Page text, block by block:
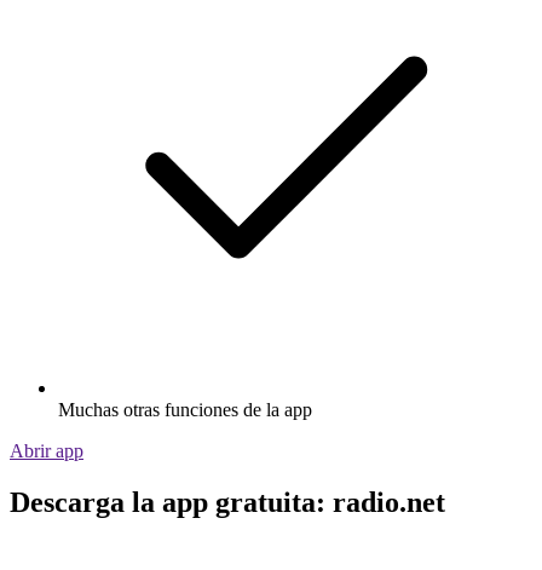
Muchas otras funciones de la app
Abrir app
Descarga la app gratuita: radio.net